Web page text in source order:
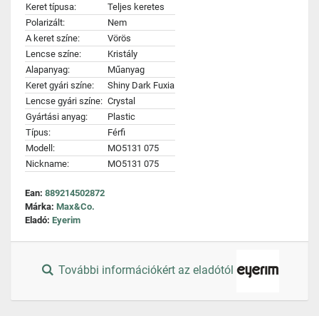
Keret típusa:
Teljes keretes
Polarizált:
Nem
A keret színe:
Vörös
Lencse színe:
Kristály
Alapanyag:
Műanyag
Keret gyári színe:
Shiny Dark Fuxia
Lencse gyári színe: Crystal
Gyártási anyag:
Plastic
Típus:
Férfi
Modell:
MO5131 075
Nickname:
MO5131 075
Ean: 889214502872
Márka: Max&Co.
Eladó: Eyerim
További információkért az eladótól